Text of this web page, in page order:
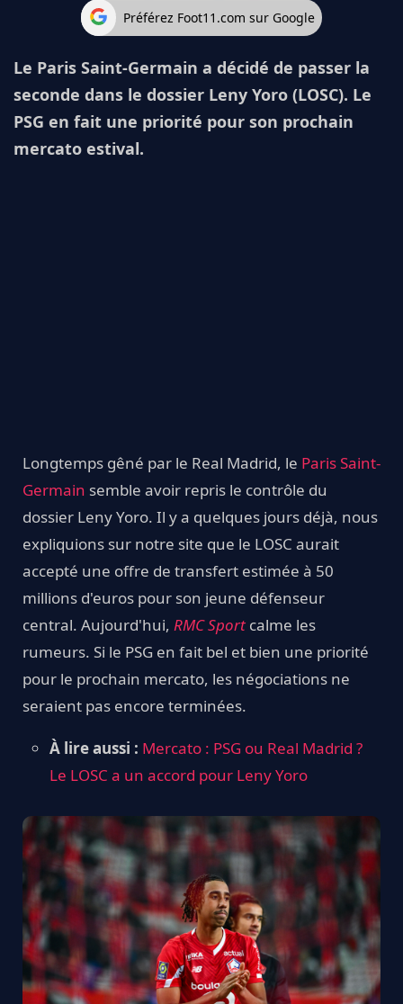
Préférez Foot11.com sur Google
Le Paris Saint-Germain a décidé de passer la
seconde dans le dossier Leny Yoro (LOSC). Le
PSG en fait une priorité pour son prochain
mercato estival.
Longtemps gêné par le Real Madrid, le Paris Saint-
Germain semble avoir repris le contrôle du
dossier Leny Yoro. Il y a quelques jours déjà, nous
expliquions sur notre site que le LOSC aurait
accepté une offre de transfert estimée à 50
millions d'euros pour son jeune défenseur
central. Aujourd'hui, RMC Sport calme les
rumeurs. Si le PSG en fait bel et bien une priorité
pour le prochain mercato, les négociations ne
seraient pas encore terminées.
À lire aussi : Mercato : PSG ou Real Madrid ?
Le LOSC a un accord pour Leny Yoro